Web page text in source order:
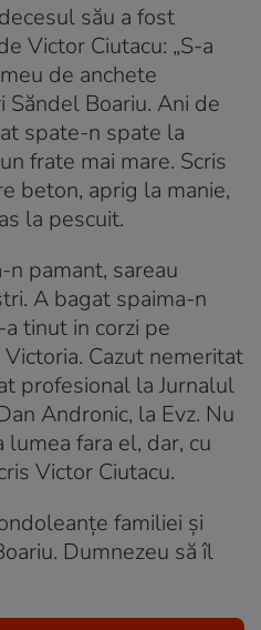
său a fost
Victor Ciutacu: „S-a
de anchete
Săndel Boariu. Ani de
spate-n spate la
frate mai mare. Scris
beton, aprig la manie,
la pescuit.
n pamant, sareau
A bagat spaima-n
tinut in corzi pe
Cazut nemeritat
profesional la Jurnalul
Andronic, la Evz. Nu
lumea fara el, dar, cu
Victor Ciutacu.
familiei și
Dumnezeu să îl